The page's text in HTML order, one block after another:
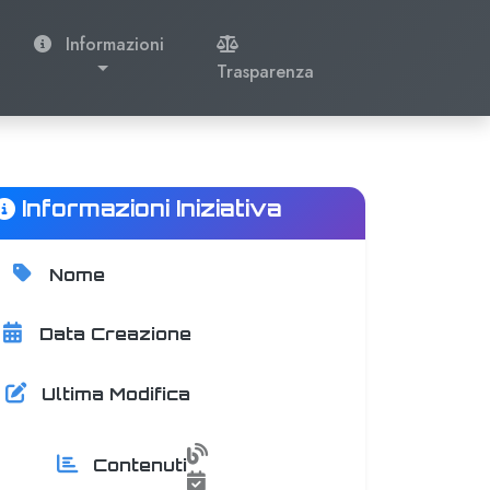
Informazioni
Trasparenza
Informazioni Iniziativa
Nome
Data Creazione
Ultima Modifica
Contenuti
0 articoli
0 eventi